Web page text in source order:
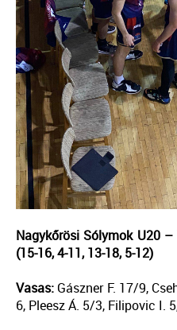
Nagykőrösi Sólymok U20
(15-16, 4-11, 13-18, 5-12)
Vasas: Gászner F. 17/9,
6, Pleesz Á. 5/3, Filipovic I.